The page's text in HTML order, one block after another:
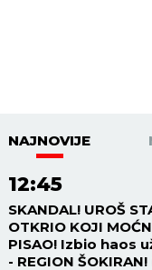
NAJNOVIJE
12:45
SKANDAL! UROŠ
OTKRIO KOJI
PISAO! Izbio haos
- REGION ŠOKIRAN!